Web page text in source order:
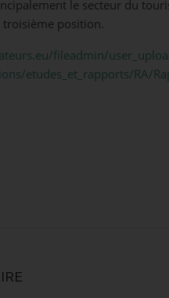
le secteur du
troisième position.
fileadmin/
etudes_et_rapports/RA/